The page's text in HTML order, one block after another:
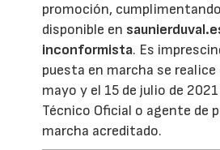
promoción,
disponible en
inconformista. Es
puesta en marcha se realice
mayo y el 15 de julio de
Técnico Oficial o agente de
marcha acreditado.